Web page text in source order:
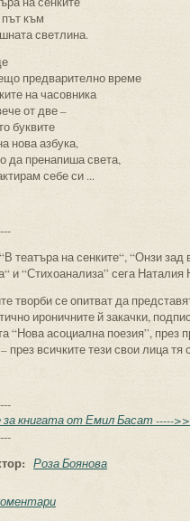
към
светлина.
предварително време
на часовника
от две –
буквите
нова азбука,
да пренапиша света,
себе си ...
театъра на сенките“, “Онзи зад
и “Стихоанализа” сега
творби се опитват да
ироничните й закачки,
“Нова асоциална поезия”, през
през всичките тези свои лица
книгата от Емил Басат -----
Роза Боянова